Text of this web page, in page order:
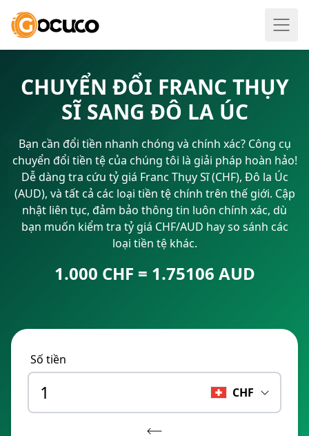
CHUYỂN ĐỔI FRANC THỤY
SĨ SANG ĐÔ LA ÚC
Bạn cần đổi tiền nhanh chóng và chính xác? Công cụ
chuyển đổi tiền tệ của chúng tôi là giải pháp hoàn hảo!
Dễ dàng tra cứu tỷ giá Franc Thụy Sĩ (CHF), Đô la Úc
(AUD), và tất cả các loại tiền tệ chính trên thế giới. Cập
nhật liên tục, đảm bảo thông tin luôn chính xác, dù
bạn muốn kiểm tra tỷ giá CHF/AUD hay so sánh các
loại tiền tệ khác.
1.000 CHF = 1.75106 AUD
Số tiền
CHF